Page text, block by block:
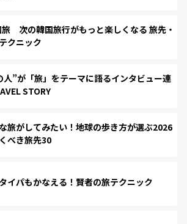
次の韓国旅行がもっと楽しくなる 旅先・
クニック
人”が「旅」をテーマに語るインタビュー連
STORY
旅がしてみたい！地球の歩き方が選ぶ2026
べき旅先30
イパもかなえる！賢者の旅テクニック